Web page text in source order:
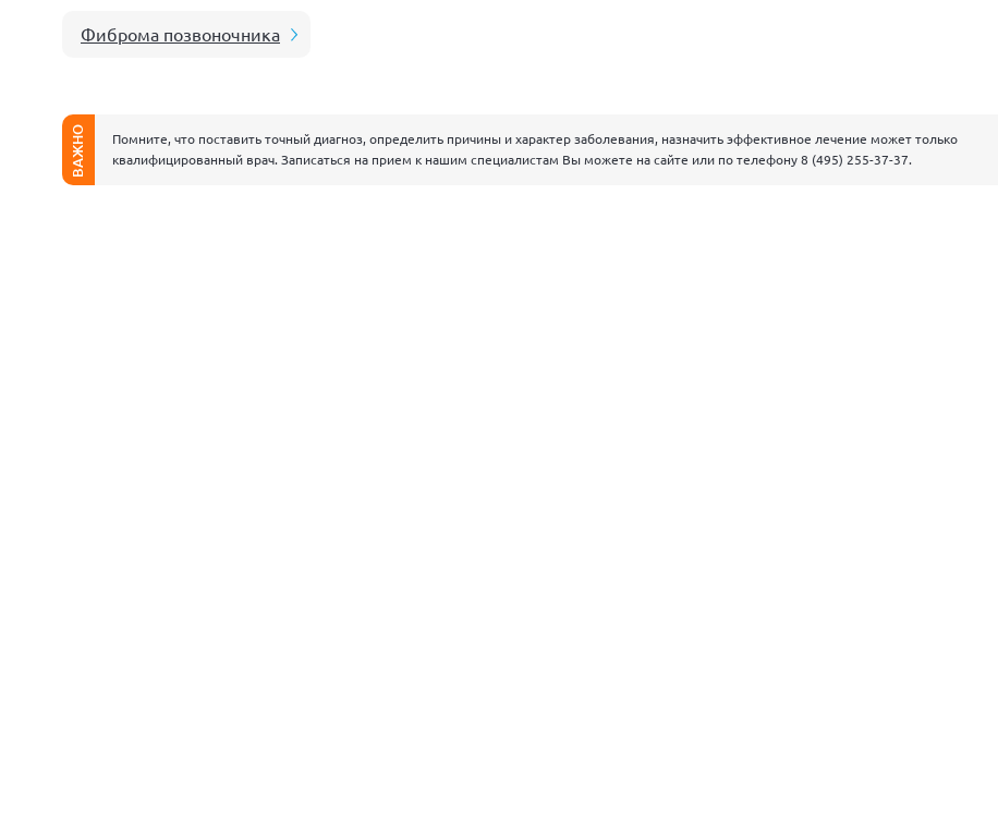
Фиброма позвоночника
ВАЖНО
Помните, что поставить точный диагноз, определить причины и характер заболевания, назначить эффективное лечение может только
квалифицированный врач. Записаться на прием к нашим специалистам Вы можете на сайте или по телефону8 (495) 255-37-37.